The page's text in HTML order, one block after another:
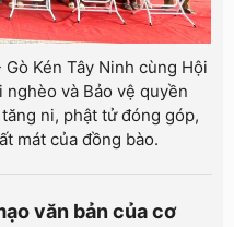
Kén Tây Ninh cùng Hội
và Bảo vệ quyền
ni, phật tử đóng góp,
mát của đồng bào.
văn bản của cơ